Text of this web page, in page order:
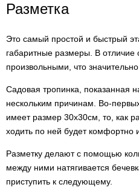
Разметка
Это самый простой и быстрый
габаритные размеры. В отличие
произвольными, что
Садовая тропинка, показанная
нескольким причинам. Во-
имеет размер 30х30см, то, как
ходить по ней будет комфортно
Разметку делают с помощью
между ними натягивается
приступить к следующему.